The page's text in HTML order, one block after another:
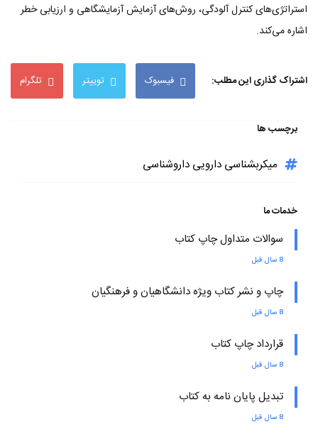
استراتژی‌های کنترل آلودگی، روش‌های آزمایش آزمایشگاهی و ارزیابی خطر
اشاره می‌کند.
اشتراک گذاری این مطلب: فیسبوک توییتر تلگرام
برچسب ها
میکربشناسی دارویی داروشناسی
خدمات ما
سوالات متداول چاپ کتاب
8 سال قبل
چاپ و نشر کتاب ویژه دانشگاهیان و فرهنگیان
8 سال قبل
قرارداد چاپ کتاب
8 سال قبل
تبدیل پایان نامه به کتاب
8 سال قبل